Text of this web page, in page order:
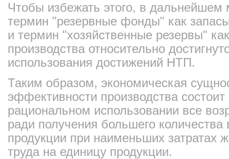
Чтобы избежать этого, в дальнейшем
термин "резервные фонды" как
и термин "хозяйственные резервы"
производства относительно
использования достижений НТП.
Таким образом, экономическая
эффективности производства
рациональном использовании все
ради получения большего количества
продукции при наименьших затратах
труда на единицу продукции.